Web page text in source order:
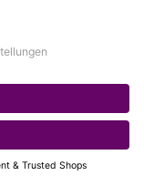
und
Sie